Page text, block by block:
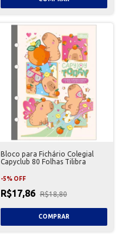
Bloco para Fichário Colegial
Capyclub 80 Folhas Tilibra
-5% OFF
R$17,86 R$18,80